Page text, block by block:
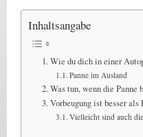
Inhaltsangabe
Wie du dich in einer
Panne im Ausland
Was tun, wenn die Panne
Vorbeugung ist besser als
Vielleicht sind auch